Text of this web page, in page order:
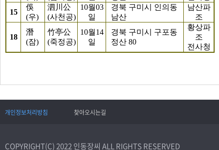
15
俁
(우)
泗川公
(사천공)
10월03
일
경북 구미시 인의동
남산
남산파
조
18
潛
(잠)
竹亭公
(죽정공)
10월14
일
경북 구미시 구포동
정산 80
황상파
조
전사청
개인정보처리방침 찾아오시는길
COPYRIGHT(C) 2022 인동장씨 ALL RIGHTS RESERVED